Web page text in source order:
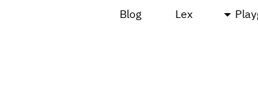
Blog Lex